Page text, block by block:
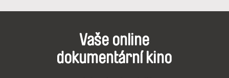
Vaše online
dokumentární kino